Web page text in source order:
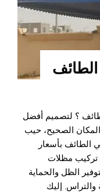
؟ لتصميم أفضل
الصحيح، حيب
بأسعار
تركيب مظلات
الظل والحماية
والتراس. إليك